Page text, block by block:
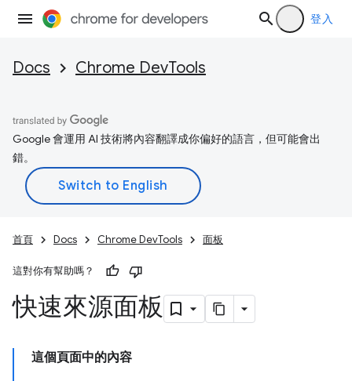
登入
Docs Chrome DevTools
Google 會運用 AI 技術將內容翻譯成你偏好的語言，但可能會出
錯。
首頁 Docs Chrome DevTools 面板
這對你有幫助嗎？
快速來源面板
這個頁面中的內容